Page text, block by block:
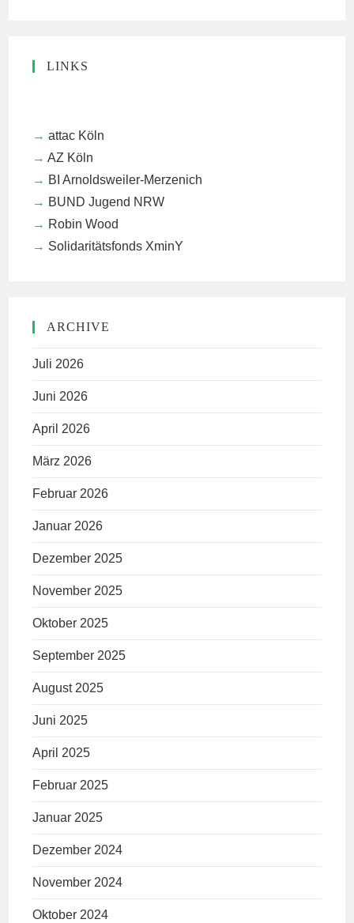
LINKS
attac Köln
AZ Köln
BI Arnoldsweiler-Merzenich
BUND Jugend NRW
Robin Wood
Solidaritätsfonds XminY
ARCHIVE
Juli 2026
Juni 2026
April 2026
März 2026
Februar 2026
Januar 2026
Dezember 2025
November 2025
Oktober 2025
September 2025
August 2025
Juni 2025
April 2025
Februar 2025
Januar 2025
Dezember 2024
November 2024
Oktober 2024